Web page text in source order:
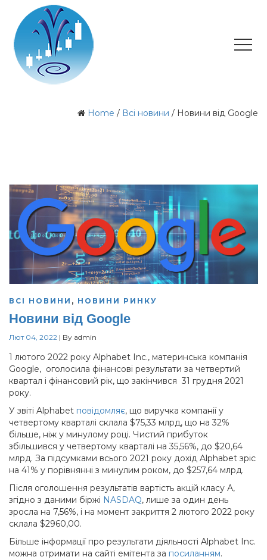
Home / Всі новини / Новини від Google
ВСІ НОВИНИ , НОВИНИ РИНКУ
Новини від Google
Лют 04, 2022 | By admin
1 лютого 2022 року Alphabet Inc., материнська компанія
Google, оголосила фінансові результати за четвертий
квартал і фінансовий рік, що закінчився 31 грудня 2021
року.
У звіті Alphabet повідомляє, що виручка компанії у
четвертому кварталі склала $75,33 млрд, що на 32%
більше, ніж у минулому році. Чистий прибуток
збільшився у четвертому кварталі на 35,56%, до $20,64
млрд. За підсумками всього 2021 року дохід Alphabet зріс
на 41% у порівнянні з минулим роком, до $257,64 млрд.
Після оголошення результатів вартість акцій класу А,
згідно з даними біржі NASDAQ, лише за один день
зросла на 7,56%, і на момент закриття 2 лютого 2022 року
склала $2960,00.
Більше інформації про результати діяльності Alphabet Inc.
можна отримати на сайті емітента за посиланням.